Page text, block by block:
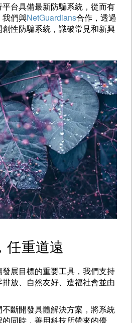
台具備最新防騙系統，從而有
我們與NetGuardians合作，透過
性防騙系統，識破常見和新興
任重道遠
展目標的重要工具，我們支持
放、自然友好、造福社會並由
斷開發具體解決方案，將系統
同時，善用科技所帶來的優